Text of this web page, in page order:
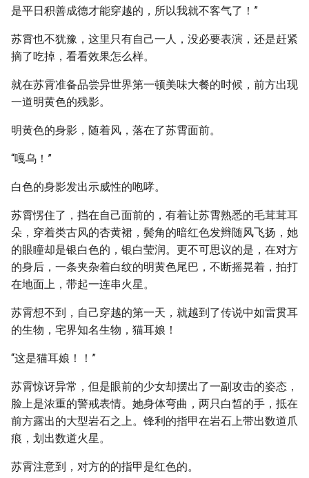
是平日积善成德才能穿越的，所以我就不客气了！”
苏霄也不犹豫，这里只有自己一人，没必要表演，还是赶紧
摘了吃掉，看看效果怎么样。
就在苏霄准备品尝异世界第一顿美味大餐的时候，前方出现
一道明黄色的残影。
明黄色的身影，随着风，落在了苏霄面前。
“嘎乌！”
白色的身影发出示威性的咆哮。
苏霄愣住了，挡在自己面前的，有着让苏霄熟悉的毛茸茸耳
朵，穿着类古风的杏黄裙，鬓角的暗红色发辫随风飞扬，她
的眼瞳却是银白色的，银白莹润。更不可思议的是，在对方
的身后，一条夹杂着白纹的明黄色尾巴，不断摇晃着，拍打
在地面上，带起一连串火星。
苏霄想不到，自己穿越的第一天，就越到了传说中如雷贯耳
的生物，宅界知名生物，猫耳娘！
“这是猫耳娘！！”
苏霄惊讶异常，但是眼前的少女却摆出了一副攻击的姿态，
脸上是浓重的警戒表情。她身体弯曲，两只白皙的手，抵在
前方露出的大型岩石之上。锋利的指甲在岩石上带出数道爪
痕，划出数道火星。
苏霄注意到，对方的的指甲是红色的。